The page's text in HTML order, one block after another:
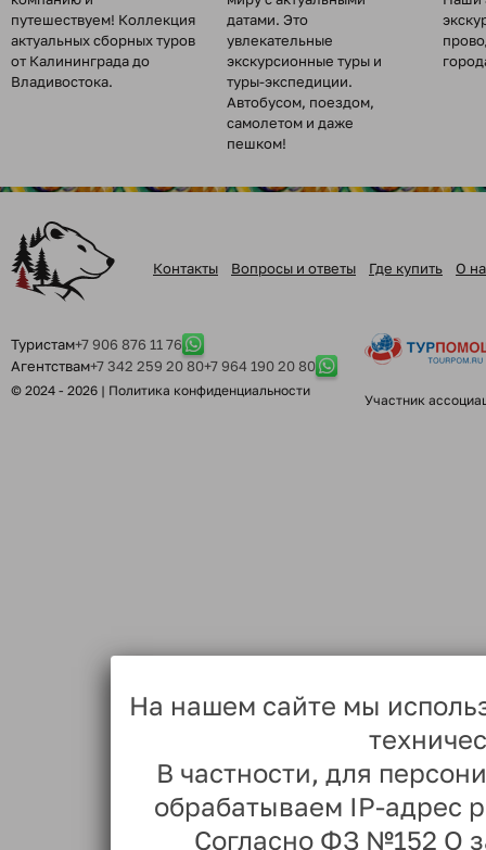
путешествуем! Коллекция
актуальных сборных туров
от Калининграда до
Владивостока.
датами. Это
увлекательные
экскурсионные туры и
туры-экспедиции.
Автобусом, поездом,
самолетом и даже
пешком!
Контакты Вопросы и ответы Где купить О
Туристам+7 906 876 11 76
Агентствам+7 342 259 20 80+7 964 190 20 80
© 2024 - 2026 | Политика конфиденциальности
Участник
На нашем сайте мы
В частности, для
обрабатываем IP-адрес
Согласно ФЗ №152 О